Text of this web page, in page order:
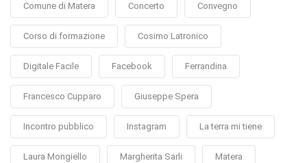
Comune di Matera Concerto Convegno
Corso di formazione Cosimo Latronico
Digitale Facile Facebook Ferrandina
Francesco Cupparo Giuseppe Spera
Incontro pubblico Instagram La terra mi tiene
Laura Mongiello Margherita Sarli Matera